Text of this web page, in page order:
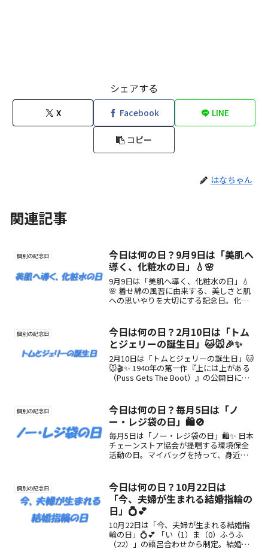
シェアする
X Facebook LINE
コピー
はなちゃん
関連記事
個別の記念日
今日は何の日？9月9日は「美肌へ
導く、化粧水の日」💧🌸
9月9日は「美肌へ導く、化粧水の日」💧
🌸 着せ綿の風習に由来する、美しさと肌
への思いやりを大切にする記念日。化粧
個別の記念日
今日は何の日？2月10日は「トム
とジェリーの誕生日」🐱🐭🎉✨
2月10日は「トムとジェリーの誕生日」🐱
🐭🎬✨ 1940年の第一作『上には上がある
（Puss Gets The Boot）』の公開日にち
個別の記念日
今日は何の日？毎月5日は「ノ
ー・レジ袋の日」🛍️🚫
毎月5日は「ノー・レジ袋の日」🛍️✨ 日本
チェーンストア協会が提唱する環境保全
活動の日。マイバッグを持って、身近な
個別の記念日
今日は何の日？10月22日は
「今、夫婦が生まれる結婚指輪の
日」💍💕
10月22日は「今、夫婦が生まれる結婚指
輪の日」💍💕 「い（1）ま（0）ふうふ
（22）」の語呂合わせから制定。結婚指